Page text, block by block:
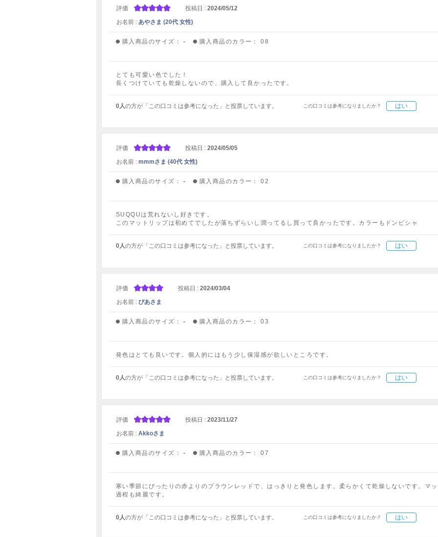
評価 投稿日 : 2024/05/12
お名前 : あやさま (20代 女性)
購入商品のサイズ： - 購入商品のカラー： 08
とても可愛い色でした！
長くつけていても乾燥しないので、購入して良かったです。
この口コミは参考になりましたか？ はい
0人の方が「この口コミは参考になった」と投票しています。
評価 投稿日 : 2024/05/05
お名前 : mmmさま (40代 女性)
購入商品のサイズ： - 購入商品のカラー： 02
SUQQUは荒れないし好きです。
このマットリップは初めてでしたが落ちずらいし潤ってるし買って良かったです。カラーもドンピシャ
この口コミは参考になりましたか？ はい
0人の方が「この口コミは参考になった」と投票しています。
評価 投稿日 : 2024/03/04
お名前 : ぴあさま
購入商品のサイズ： - 購入商品のカラー： 03
発色はとても良いです。個人的にはもう少し保湿感が欲しいところです。
この口コミは参考になりましたか？ はい
0人の方が「この口コミは参考になった」と投票しています。
評価 投稿日 : 2023/11/27
お名前 : Akkoさま
購入商品のサイズ： - 購入商品のカラー： 07
寒い季節にぴったりの赤よりのブラウンレッドで、はっきりと発色します。柔らかくて乾燥しないです。マ
過程も綺麗です。
この口コミは参考になりましたか？ はい
0人の方が「この口コミは参考になった」と投票しています。